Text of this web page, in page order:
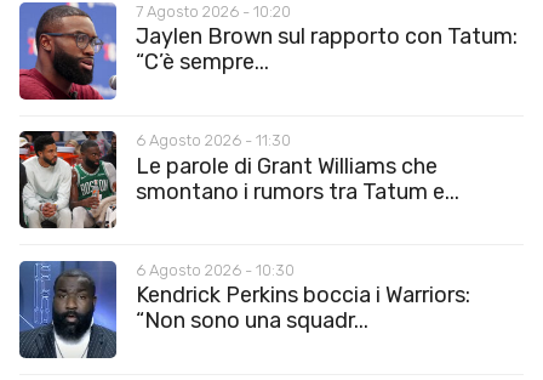
7 Agosto 2026 - 10:20
Jaylen Brown sul rapporto con Tatum:
“C’è sempre...
6 Agosto 2026 - 11:30
Le parole di Grant Williams che
smontano i rumors tra Tatum e...
6 Agosto 2026 - 10:30
Kendrick Perkins boccia i Warriors:
“Non sono una squadr...